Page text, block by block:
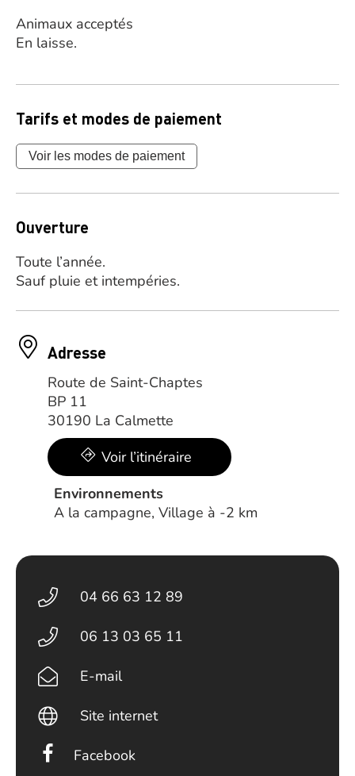
Animaux acceptés
En laisse.
Tarifs et modes de paiement
Voir les modes de paiement
Ouverture
Toute l’année.
Sauf pluie et intempéries.
Adresse
Route de Saint-Chaptes
BP 11
30190 La Calmette
Voir l’itinéraire
Environnements
A la campagne, Village à -2 km
04 66 63 12 89
06 13 03 65 11
E-mail
Site internet
Facebook